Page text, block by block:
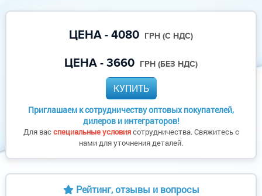
ЦЕНА - 4080 ГРН (С НДС)
ЦЕНА - 3660 ГРН (БЕЗ НДС)
КУПИТЬ
Приглашаем к сотрудничеству оптовых покупателей,
дилеров и интеграторов!
Для васспециальные условиясотрудничества. Свяжитесь с
нами для уточнения деталей.
Рейтинг, отзывы и вопросы